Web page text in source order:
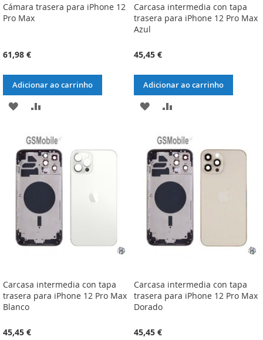
Cámara trasera para iPhone 12
Pro Max
61,98 €
Adicionar ao carrinho
ADICIONAR
LISTA
DE
DESEJOS
COMPARAÇÃO
Carcasa intermedia con tapa
trasera para iPhone 12 Pro Max
Azul
45,45 €
Adicionar ao carrinho
ADICIONAR
LISTA
DE
DESEJOS
ADICIONAR
COMPARAÇÃO
Carcasa intermedia con tapa
trasera para iPhone 12 Pro Max
Blanco
45,45 €
Carcasa intermedia con tapa
trasera para iPhone 12 Pro Max
Dorado
45,45 €